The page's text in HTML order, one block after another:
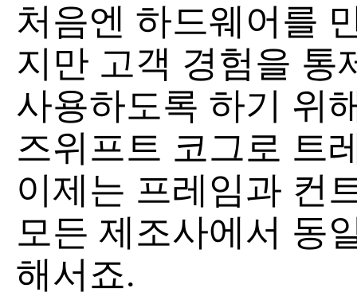
처음엔 하드웨어를
지만 고객 경험을 통
사용하도록 하기 위
즈위프트 코그로 트
이제는 프레임과 컨
모든 제조사에서 동
해서죠.